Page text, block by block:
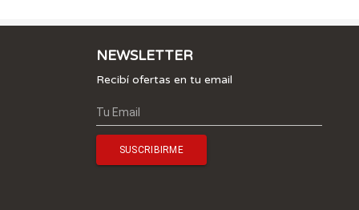
NEWSLETTER
Recibí ofertas en tu email